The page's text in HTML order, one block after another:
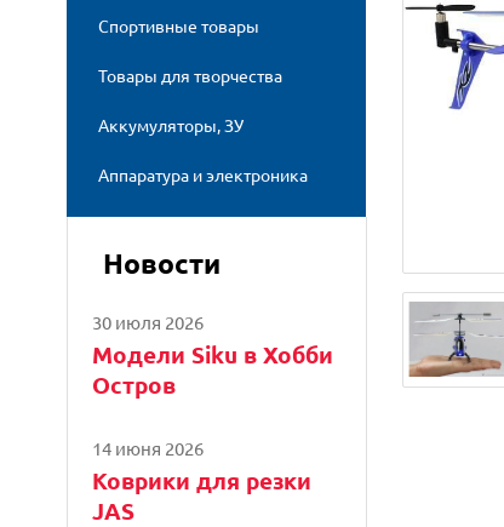
Спортивные товары
Товары для творчества
Аккумуляторы, ЗУ
Аппаратура и электроника
Новости
30 июля 2026
Модели Siku в Хобби
Остров
14 июня 2026
Коврики для резки
JAS